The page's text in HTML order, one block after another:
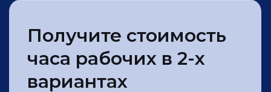
по любой причине, мы готовы
в